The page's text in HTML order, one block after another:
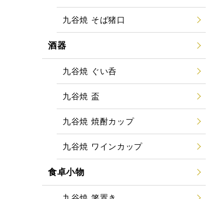
九谷焼 そば猪口
酒器
九谷焼 ぐい呑
九谷焼 盃
九谷焼 焼酎カップ
九谷焼 ワインカップ
食卓小物